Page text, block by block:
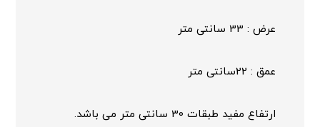
عرض : 33 سانتی متر
عمق : 22سانتی متر
ارتفاع مفید طبقات 30 سانتی متر می باشد.